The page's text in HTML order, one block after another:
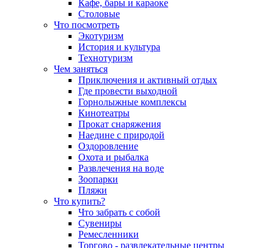
Кафе, бары и караоке
Столовые
Что посмотреть
Экотуризм
История и культура
Технотуризм
Чем заняться
Приключения и активный отдых
Где провести выходной
Горнолыжные комплексы
Кинотеатры
Прокат снаряжения
Наедине с природой
Оздоровление
Охота и рыбалка
Развлечения на воде
Зоопарки
Пляжи
Что купить?
Что забрать с собой
Сувениры
Ремесленники
Торгово - развлекательные центры